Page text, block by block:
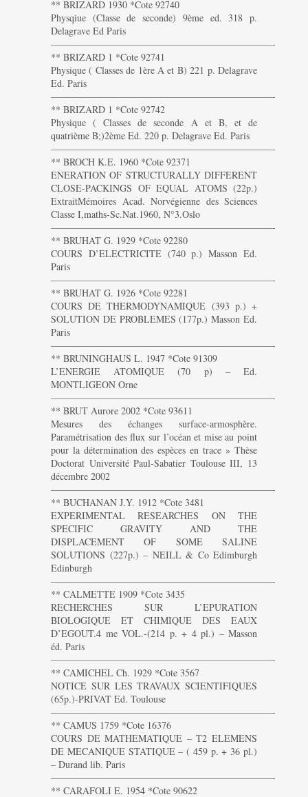
** BRIZARD 1930 *Cote 92740
Physqiue (Classe de seconde) 9ème ed. 318 p.
Delagrave Ed Paris
———————————————————————-
** BRIZARD 1 *Cote 92741
Physique ( Classes de 1ère A et B) 221 p. Delagrave
Ed. Paris
———————————————————————-
** BRIZARD 1 *Cote 92742
Physique ( Classes de seconde A et B, et de
quatrième B;)2ème Ed. 220 p. Delagrave Ed. Paris
———————————————————————-
** BROCH K.E. 1960 *Cote 92371
ENERATION OF STRUCTURALLY DIFFERENT
CLOSE-PACKINGS OF EQUAL ATOMS (22p.)
ExtraitMémoires Acad. Norvégienne des Sciences
Classe I,maths-Sc.Nat.1960, N°3.Oslo
———————————————————————-
** BRUHAT G. 1929 *Cote 92280
COURS D’ELECTRICITE (740 p.) Masson Ed.
Paris
———————————————————————-
** BRUHAT G. 1926 *Cote 92281
COURS DE THERMODYNAMIQUE (393 p.) +
SOLUTION DE PROBLEMES (177p.) Masson Ed.
Paris
———————————————————————-
** BRUNINGHAUS L. 1947 *Cote 91309
L’ENERGIE ATOMIQUE (70 p) – Ed.
MONTLIGEON Orne
———————————————————————-
** BRUT Aurore 2002 *Cote 93611
Mesures des échanges surface-armosphère.
Paramétrisation des flux sur l’océan et mise au point
pour la détermination des espèces en trace » Thèse
Doctorat Université Paul-Sabatier Toulouse III, 13
décembre 2002
———————————————————————-
** BUCHANAN J.Y. 1912 *Cote 3481
EXPERIMENTAL RESEARCHES ON THE
SPECIFIC GRAVITY AND THE
DISPLACEMENT OF SOME SALINE
SOLUTIONS (227p.) – NEILL & Co Edimburgh
Edinburgh
———————————————————————-
** CALMETTE 1909 *Cote 3435
RECHERCHES SUR L’EPURATION
BIOLOGIQUE ET CHIMIQUE DES EAUX
D’EGOUT.4 me VOL.-(214 p. + 4 pl.) – Masson
éd. Paris
———————————————————————-
** CAMICHEL Ch. 1929 *Cote 3567
NOTICE SUR LES TRAVAUX SCIENTIFIQUES
(65p.)-PRIVAT Ed. Toulouse
———————————————————————-
** CAMUS 1759 *Cote 16376
COURS DE MATHEMATIQUE – T2 ELEMENS
DE MECANIQUE STATIQUE – ( 459 p. + 36 pl.)
– Durand lib. Paris
———————————————————————-
** CARAFOLI E. 1954 *Cote 90622